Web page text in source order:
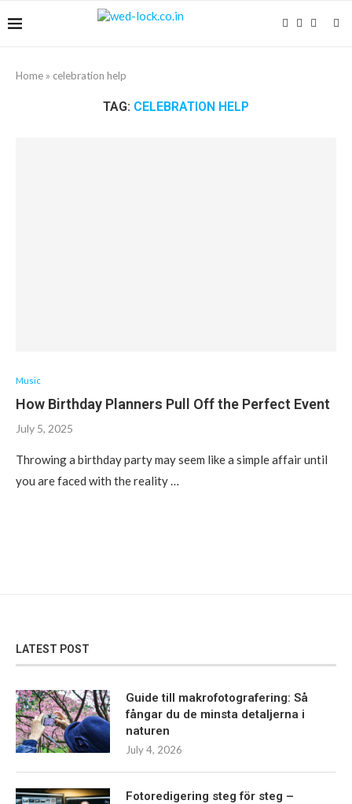
Home » celebration help
TAG: CELEBRATION HELP
Music
How Birthday Planners Pull Off the Perfect Event
July 5, 2025
Throwing a birthday party may seem like a simple affair until
you are faced with the reality …
LATEST POST
Guide till makrofotografering: Så
fångar du de minsta detaljerna i
naturen
July 4, 2026
Fotoredigering steg för steg –